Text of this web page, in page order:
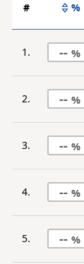
# %
1. --
2. --
3. --
4. --
5. --